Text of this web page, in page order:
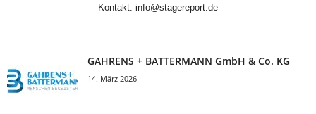
Kontakt: info@stagereport.de
GAHRENS + BATTERMANN GmbH & Co. KG
14. März 2026